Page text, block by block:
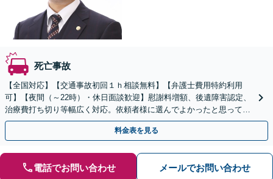
死亡事故
【全国対応】【交通事故初回１ｈ相談無料】【弁護士費用特約利用
可】【夜間（～22時）・休日面談歓迎】慰謝料増額、後遺障害認定、
治療費打ち切り等幅広く対応。依頼者様に選んでよかったと思っても
らえるよう尽力します。ぜひご相談ください。
料金表を見る
電話でお問い合わせ メールでお問い合わせ